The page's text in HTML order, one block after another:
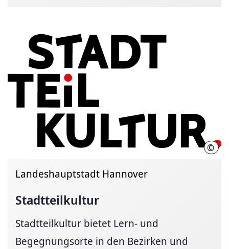
© LHH
Landeshauptstadt Hannover
Stadtteilkultur
Stadtteilkultur bietet Lern- und
Begegnungsorte in den Bezirken und